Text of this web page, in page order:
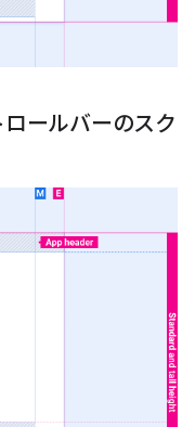
ールバーのスク